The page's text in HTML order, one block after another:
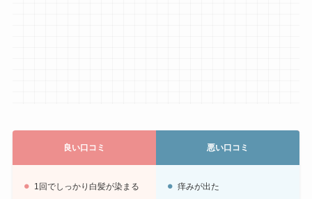
良い口コミ 悪い口コミ
1回でしっかり白髪が染まる
痒みが出た